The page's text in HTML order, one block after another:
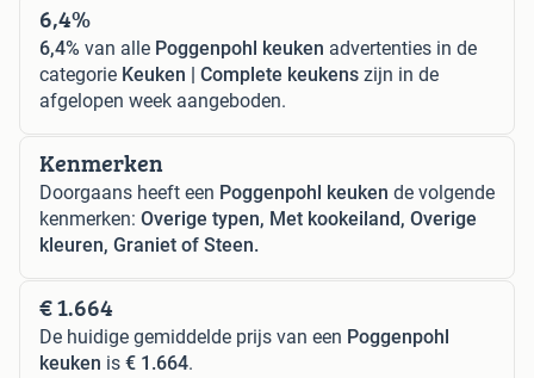
6,4%
6,4% van alle Poggenpohl keuken advertenties in de
categorie Keuken | Complete keukens zijn in de
afgelopen week aangeboden.
Kenmerken
Doorgaans heeft een Poggenpohl keuken de volgende
kenmerken: Overige typen, Met kookeiland, Overige
kleuren, Graniet of Steen.
€ 1.664
De huidige gemiddelde prijs van een Poggenpohl
keuken is € 1.664.